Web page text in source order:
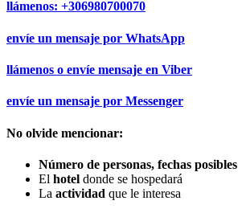
llámenos: +306980700070
envíe un mensaje por WhatsApp
llámenos o envíe mensaje en Viber
envíe un mensaje por Messenger
No olvide mencionar:
Número de personas, fechas posibles
El hotel donde se hospedará
La actividad que le interesa